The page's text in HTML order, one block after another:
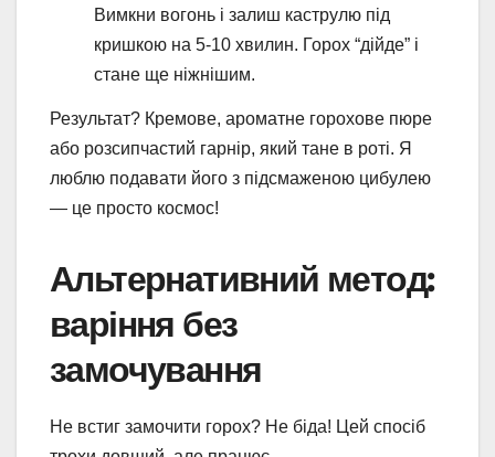
Вимкни вогонь і залиш каструлю під
кришкою на 5-10 хвилин. Горох “дійде” і
стане ще ніжнішим.
Результат? Кремове, ароматне горохове пюре
або розсипчастий гарнір, який тане в роті. Я
люблю подавати його з підсмаженою цибулею
— це просто космос!
Альтернативний метод:
варіння без
замочування
Не встиг замочити горох? Не біда! Цей спосіб